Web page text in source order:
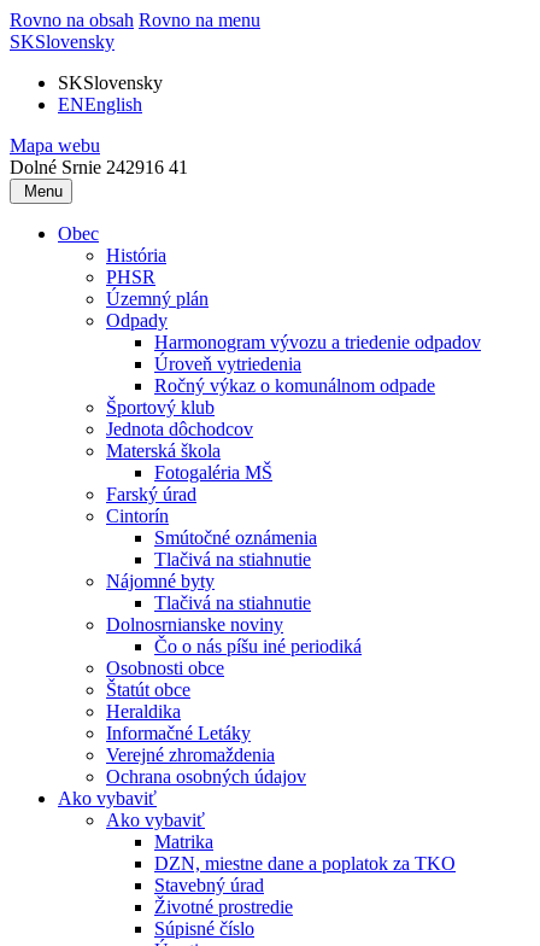
Rovno na obsah Rovno na menu
SKSlovensky
SKSlovensky
ENEnglish
Mapa webu
Dolné Srnie 242916 41
Menu
Obec
História
PHSR
Územný plán
Odpady
Harmonogram vývozu a triedenie odpadov
Úroveň vytriedenia
Ročný výkaz o komunálnom odpade
Športový klub
Jednota dôchodcov
Materská škola
Fotogaléria MŠ
Farský úrad
Cintorín
Smútočné oznámenia
Tlačivá na stiahnutie
Nájomné byty
Tlačivá na stiahnutie
Dolnosrnianske noviny
Čo o nás píšu iné periodiká
Osobnosti obce
Štatút obce
Heraldika
Informačné Letáky
Verejné zhromaždenia
Ochrana osobných údajov
Ako vybaviť
Ako vybaviť
Matrika
DZN, miestne dane a poplatok za TKO
Stavebný úrad
Životné prostredie
Súpisné číslo